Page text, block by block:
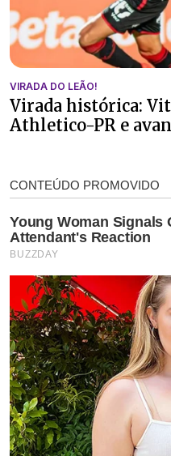
VIRADA DO LEÃO!
Virada histórica:
Athletico-PR e